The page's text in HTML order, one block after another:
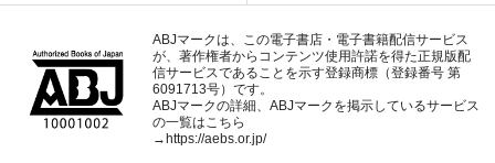
ABJマークは、この電子書店・電子書籍配信サービス
が、著作権者からコンテンツ使用許諾を得た正規版配
信サービスであることを示す登録商標（登録番号 第
6091713号）です。
ABJマークの詳細、ABJマークを掲示しているサービス
の一覧はこちら
→https://aebs.or.jp/